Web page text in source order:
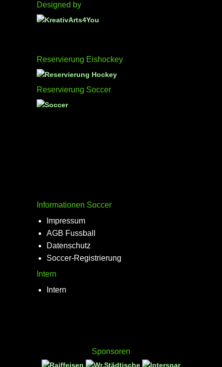
Designed by
Reservierung Eishockey
Reservierung Soccer
Informationen Soccer
Impressum
AGB Fussball
Datenschutz
Soccer-Registrierung
Intern
Intern
Sponsoren